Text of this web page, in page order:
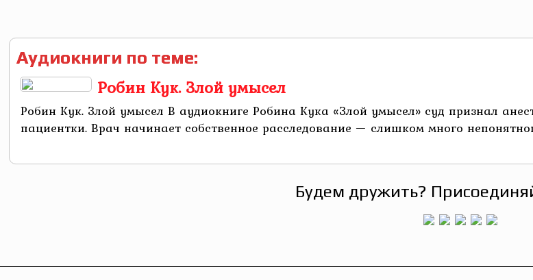
Аудиокниги по теме:
Робин Кук. Злой умысел
Робин Кук. Злой умысел В аудиокниге Робина Кука «Злой умысел» суд признал
пациентки. Врач начинает собственное расследование — слишком много
Будем дружить?